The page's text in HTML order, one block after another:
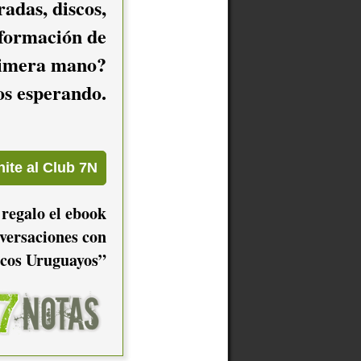
discos,
de
mano?
esperando.
el ebook
con
Uruguayos”